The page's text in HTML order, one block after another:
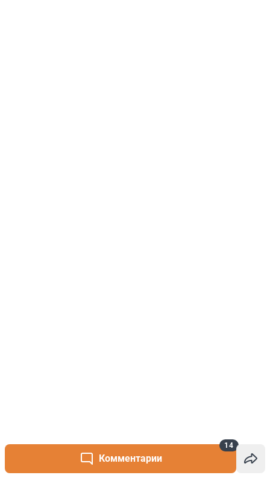
Комментарии
14